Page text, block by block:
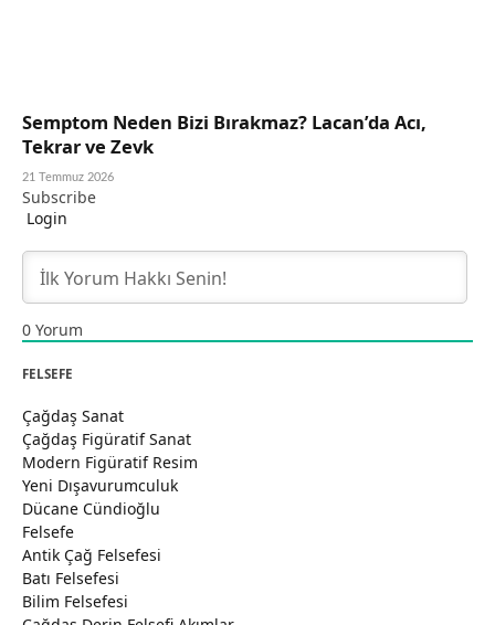
Semptom Neden Bizi Bırakmaz? Lacan’da Acı,
Tekrar ve Zevk
21 Temmuz 2026
Subscribe
Login
0 Yorum
FELSEFE
Çağdaş Sanat
Çağdaş Figüratif Sanat
Modern Figüratif Resim
Yeni Dışavurumculuk
Dücane Cündioğlu
Felsefe
Antik Çağ Felsefesi
Batı Felsefesi
Bilim Felsefesi